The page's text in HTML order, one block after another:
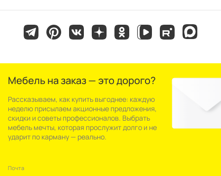
Мебель на заказ — это дорого?
Рассказываем, как купить выгоднее: каждую
неделю присылаем акционные предложения,
скидки и советы профессионалов. Выбрать
мебель мечты, которая прослужит долго и не
ударит по карману — реально.
Почта